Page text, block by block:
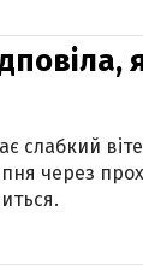
слабкий
через